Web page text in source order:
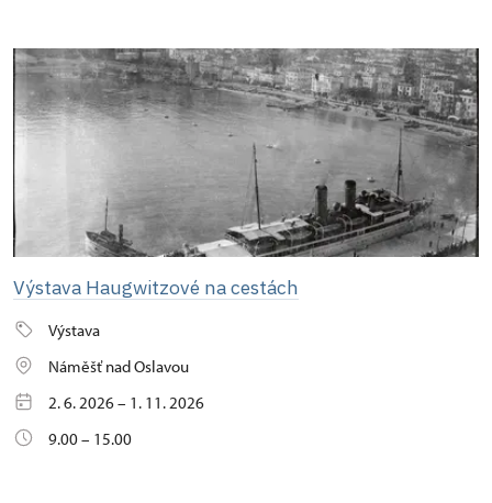
Výstava Haugwitzové na cestách
Výstava
Náměšť nad Oslavou
2. 6. 2026 – 1. 11. 2026
9.00 – 15.00